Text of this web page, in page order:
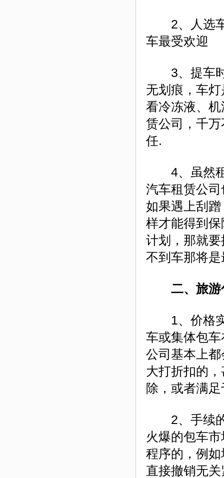
2、人选车
车最受欢迎
3、提车时
无划痕，车
看冷冻液、
赁公司，千
任.
4、虽然租
汽车租赁公
如果遇上刮
样才能得到
计划，那就
不到车那将
二、旅游
1、价格实
车或集体包
公司基本上
大打折扣的
除，或者满
2、手续的
火爆的包车
程序的，例
直接撤销无